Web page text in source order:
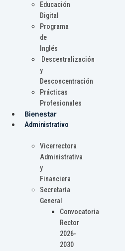
Educación
Digital
Programa
de
Inglés
Descentralización
y
Desconcentración
Prácticas
Profesionales
Bienestar
Administrativo
Vicerrectora
Administrativa
y
Financiera
Secretaría
General
Convocatoria
Rector
2026-
2030